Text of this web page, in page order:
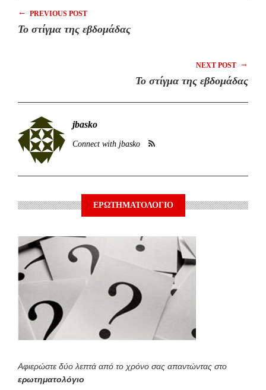
← PREVIOUS POST
Το στίγμα της εβδομάδας
NEXT POST →
Το στίγμα της εβδομάδας
jbasko
Connect with jbasko
ΕΡΩΤΗΜΑΤΟΛΟΓΙΟ
Αφιερώστε δύο λεπτά από το χρόνο σας απαντώντας στο
ερωτηματολόγιο